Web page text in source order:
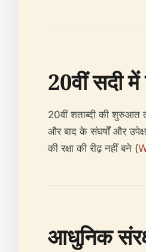
20वीं सदी में
20वीं शताब्दी की शुरुआत
और बाद के संघर्षों और
की रक्षा की रीढ़ नहीं बने (
आधुनिक